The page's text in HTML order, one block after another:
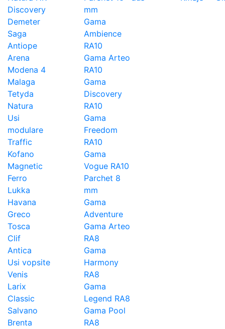
Discovery
Demeter
Saga
Antiope
Arena
Modena 4
Malaga
Tetyda
Natura
Usi
modulare
Traffic
Kofano
Magnetic
Ferro
Lukka
Havana
Greco
Tosca
Clif
Antica
Usi vopsite
Venis
Larix
Classic
Salvano
Brenta
mm
Gama
Ambience
RA10
Gama Arteo
RA10
Gama
Discovery
RA10
Gama
Freedom
RA10
Gama
Vogue RA10
Parchet 8
mm
Gama
Adventure
Gama Arteo
RA8
Gama
Harmony
RA8
Gama
Legend RA8
Gama Pool
RA8